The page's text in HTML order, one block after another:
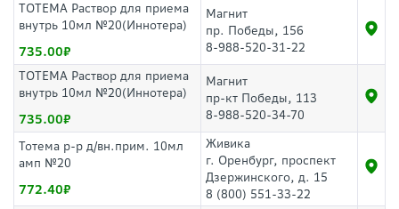
ТОТЕМА Раствор для приема
внутрь 10мл №20(Иннотера)
735.00
Магнит
пр. Победы, 156
8-988-520-31-22
ТОТЕМА Раствор для приема
внутрь 10мл №20(Иннотера)
735.00
Магнит
пр-кт Победы, 113
8-988-520-34-70
Тотема р-р д/вн.прим. 10мл
амп №20
772.40
Живика
г. Оренбург, проспект
Дзержинского, д. 15
8 (800) 551-33-22